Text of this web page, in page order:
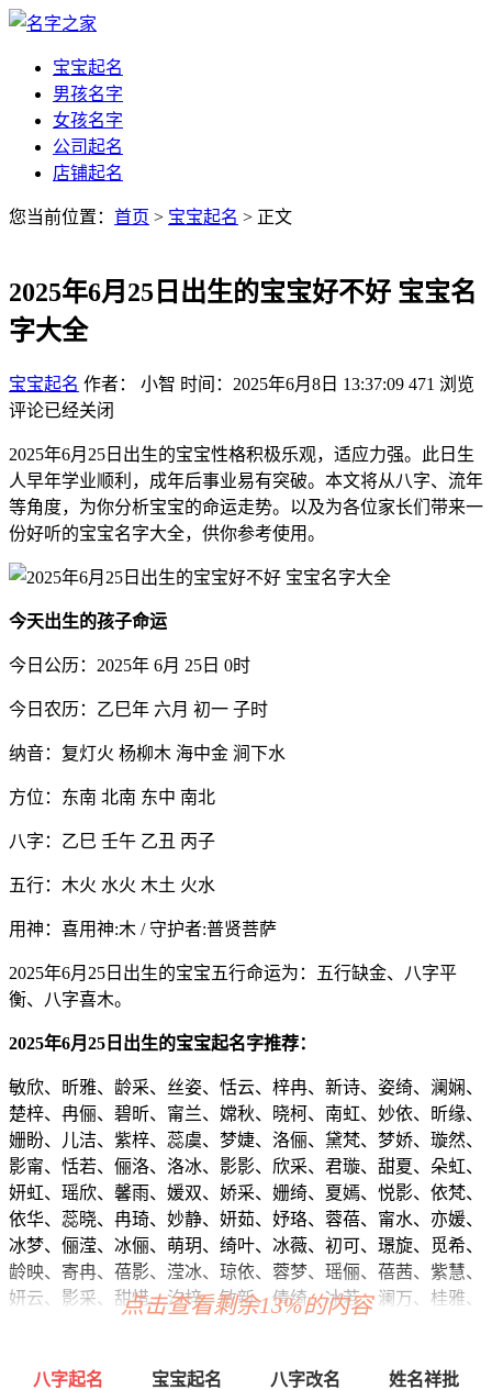
宝宝起名
男孩名字
女孩名字
公司起名
店铺起名
您当前位置： 首页 > 宝宝起名 > 正文
2025年6月25日出生的宝宝好不好 宝宝名
字大全
宝宝起名 作者： 小智 时间：2025年6月8日 13:37:09 471 浏览
评论已经关闭
2025年6月25日出生的宝宝性格积极乐观，适应力强。此日生
人早年学业顺利，成年后事业易有突破。本文将从八字、流年
等角度，为你分析宝宝的命运走势。以及为各位家长们带来一
份好听的宝宝名字大全，供你参考使用。
今天出生的孩子命运
今日公历：2025年 6月 25日 0时
今日农历：乙巳年 六月 初一 子时
纳音：复灯火 杨柳木 海中金 涧下水
方位：东南 北南 东中 南北
八字：乙巳 壬午 乙丑 丙子
五行：木火 水火 木土 火水
用神：喜用神:木 / 守护者:普贤菩萨
2025年6月25日出生的宝宝五行命运为：五行缺金、八字平
衡、八字喜木。
2025年6月25日出生的宝宝起名字推荐：
敏欣、昕雅、龄采、丝姿、恬云、梓冉、新诗、姿绮、澜娴、
楚梓、冉俪、碧昕、甯兰、嫦秋、晓柯、南虹、妙依、昕缘、
姗盼、儿洁、紫梓、蕊虞、梦婕、洛俪、黛梵、梦娇、璇然、
影甯、恬若、俪洛、洛冰、影影、欣采、君璇、甜夏、朵虹、
妍虹、瑶欣、馨雨、媛双、娇采、姗绮、夏嫣、悦影、依梵、
依华、蕊晓、冉琦、妙静、妍茹、妤珞、蓉蓓、甯水、亦媛、
冰梦、俪滢、冰俪、萌玥、绮叶、冰薇、初可、璟旋、觅希、
龄映、寄冉、蓓影、滢冰、琼依、蓉梦、瑶俪、蓓茜、紫慧、
妍云、影采、甜惜、汐梓、敏新、倩绮、冰若、澜万、桂雅、
甜姝、馥虹、晓滢、依黛、珍碧、宁秋、虞媛、清歆、馨梦、
点击查看剩余13%的内容
八字起名 宝宝起名 八字改名 姓名祥批